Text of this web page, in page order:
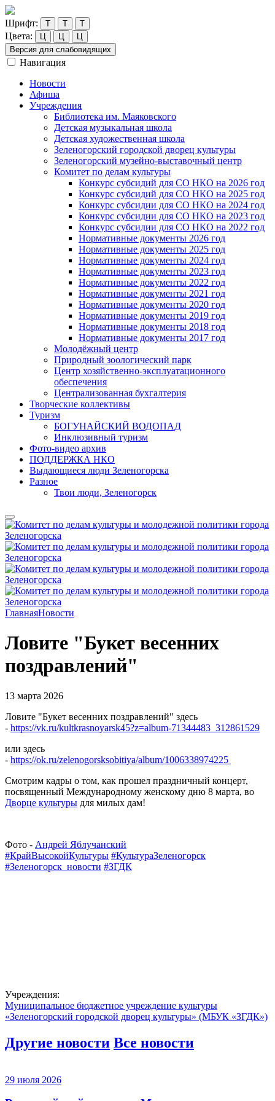
Шрифт: Т Т Т
Цвета: Ц Ц
Ц
Версия для слабовидящих
Навигация
Новости
Афиша
Учреждения
Библиотека им. Маяковского
Детская музыкальная школа
Детская художественная школа
Зеленогорский городской дворец культуры
Зеленогорский музейно-выставочный центр
Комитет по делам культуры
Конкурс субсидий для СО НКО на 2026 год
Конкурс субсидий для СО НКО на 2025 год
Конкурс субсидии для СО НКО на 2024 год
Конкурс субсидии для СО НКО на 2023 год
Конкурс субсидии для СО НКО на 2022 год
Нормативные документы 2026 год
Нормативные документы 2025 год
Нормативные документы 2024 год
Нормативные документы 2023 год
Нормативные документы 2022 год
Нормативные документы 2021 год
Нормативные документы 2020 год
Нормативные документы 2019 год
Нормативные документы 2018 год
Нормативные документы 2017 год
Молодёжный центр
Природный зоологический парк
Центр хозяйственно-эксплуатационного
обеспечения
Централизованная бухгалтерия
Творческие коллективы
Туризм
БОГУНАЙСКИЙ ВОДОПАД
Инклюзивный туризм
Фото-видео архив
ПОДДЕРЖКА НКО
Выдающиеся люди Зеленогорска
Разное
Твои люди, Зеленогорск
ГлавнаяНовости
Ловите "Букет весенних
поздравлений"
13 марта 2026
Ловите "Букет весенних поздравлений" здесь
- https://vk.ru/kultkrasnoyarsk45?z=album-71344483_312861529
или здесь
- https://ok.ru/zelenogorsksobitiya/album/1006338974225
Смотрим кадры о том, как прошел праздничный концерт,
посвященный Международному женскому дню 8 марта, во
Дворце культуры для милых дам!
Фото - Андрей Яблучанский
#КрайВысокойКультуры #КультураЗеленогорск
#Зеленогорск_новости #ЗГДК
Учреждения:
Муниципальное бюджетное учреждение культуры
«Зеленогорский городской дворец культуры» (МБУК «ЗГДК»)
Другие новости Все новости
29 июля 2026